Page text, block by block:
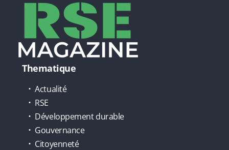
Thematique
Actualité
RSE
Développement durable
Gouvernance
Citoyenneté